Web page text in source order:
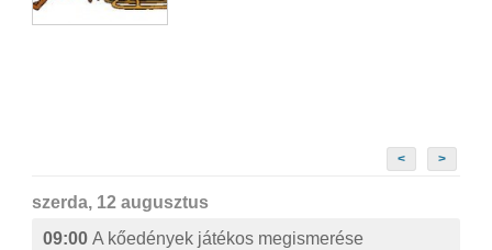
< >
szerda, 12 augusztus
09:00 A kőedények játékos megismerése